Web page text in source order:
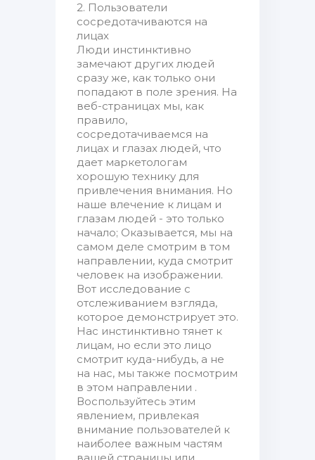
2. Пользователи
сосредотачиваются на
лицах
Люди инстинктивно
замечают других людей
сразу же, как только они
попадают в поле зрения. На
веб-страницах мы, как
правило,
сосредотачиваемся на
лицах и глазах людей, что
дает маркетологам
хорошую технику для
привлечения внимания. Но
наше влечение к лицам и
глазам людей - это только
начало; Оказывается, мы на
самом деле смотрим в том
направлении, куда смотрит
человек на изображении.
Вот исследование с
отслеживанием взгляда,
которое демонстрирует это.
Нас инстинктивно тянет к
лицам, но если это лицо
смотрит куда-нибудь, а не
на нас, мы также посмотрим
в этом направлении .
Воспользуйтесь этим
явлением, привлекая
внимание пользователей к
наиболее важным частям